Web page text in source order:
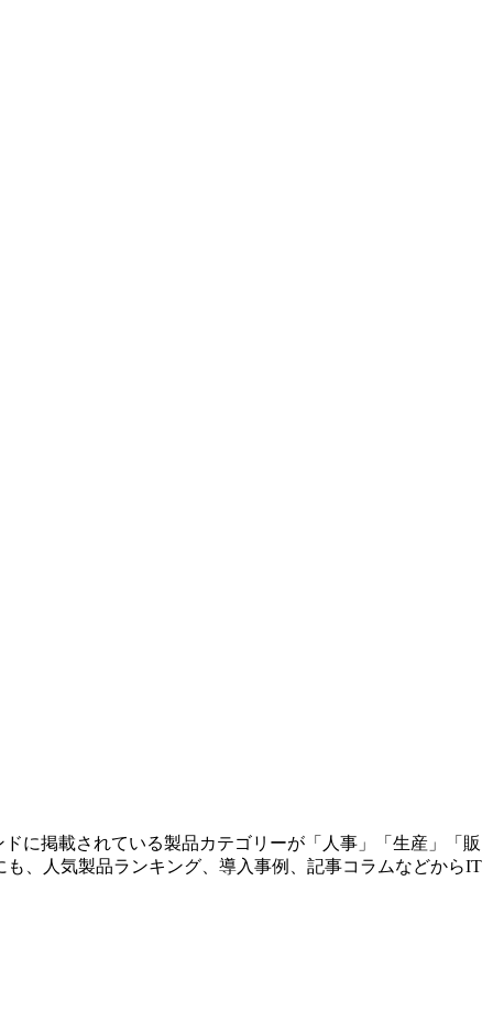
に掲載されている製品カテゴリーが「人事」「生産」「販
、人気製品ランキング、導入事例、記事コラムなどからIT